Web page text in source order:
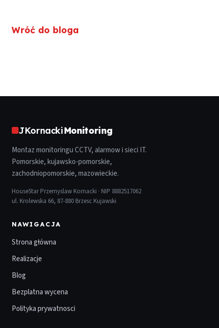
Wróć do bloga
JKornackiMonitoring
Montaz monitoringu CCTV, alarmow i sieci IT.
Pomorskie, kujawsko-pomorskie,
zachodniopomorskie, mazowieckie.
HouseStar Przemyslaw Kornacki · NIP 8882517062
ul. Krolewska 66, 87-880 Brzesc Kujawski
NAWIGACJA
Strona główna
Realizacje
Blog
Bezplatna wycena
Polityka prywatnosci